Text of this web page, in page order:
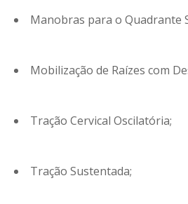
Manobras para o Quadrante
Mobilização de Raízes com
Tração Cervical Oscilatória;
Tração Sustentada;